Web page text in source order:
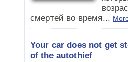
смертей во время...
Your car does not get
of the autothief